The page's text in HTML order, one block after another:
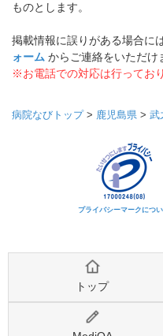
ものとします。
掲載情報に誤りがある場合に
ォーム からご連絡をいただけ
※お電話での対応は行ってお
病院なびトップ> 鹿児島県 > 武
プライバシーマークにつ
トップ